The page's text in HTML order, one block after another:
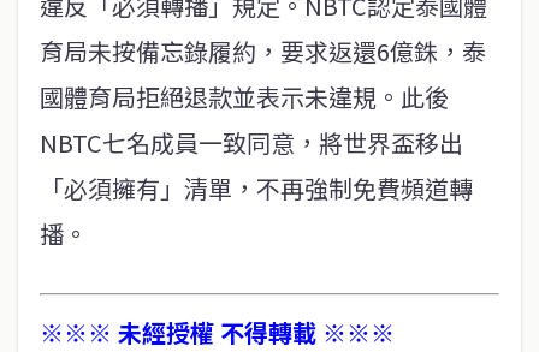
育局未按備忘錄履約，要求返還6億銖，泰
國體育局拒絕退款並表示未違規。此後
NBTC七名成員一致同意，將世界盃移出
「必須擁有」清單，不再強制免費頻道轉
播。
※※※ 未經授權 不得轉載 ※※※